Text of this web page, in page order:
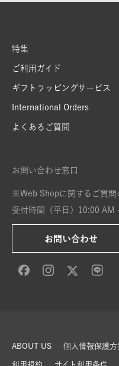
特集
ご利用ガイド
ギフトラッピングサービス
International Orders
よくあるご質問
お問い合わせ窓口
※Web Shopに関するご質問
受付時間（平日）10:00 AM
お問い合わせ
ABOUT US 個人情報保護方